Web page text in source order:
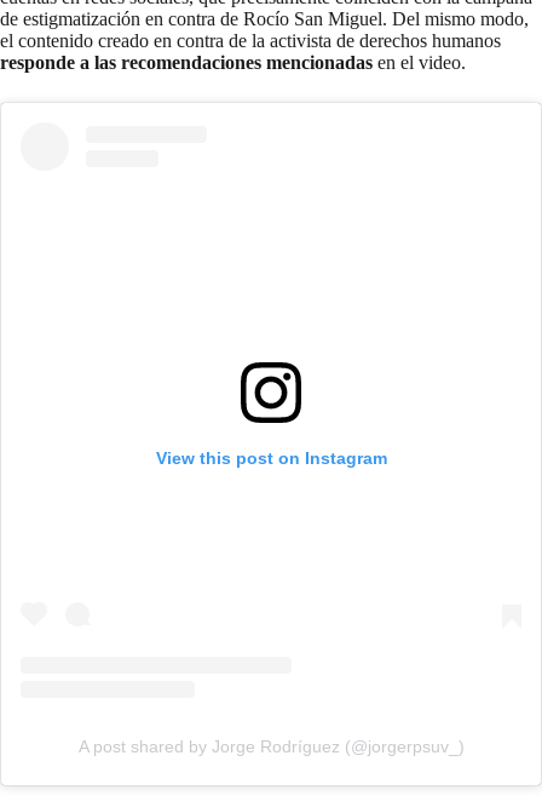
de estigmatización en contra de Rocío San Miguel. Del mismo modo,
el contenido creado en contra de la activista de derechos humanos
responde a las recomendaciones mencionadas en el video.
View this post on Instagram
A post shared by Jorge Rodríguez (@jorgerpsuv_)